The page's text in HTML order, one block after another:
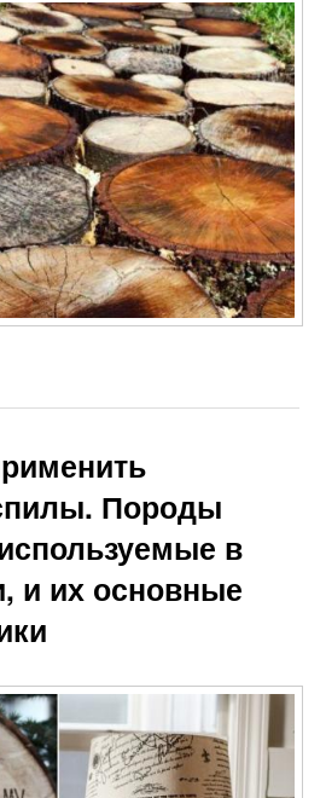
Породы
в
и их основные